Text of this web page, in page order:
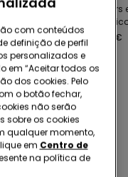
algodão
8,99 €
com conteúdos
definição de perfil
personalizados e
“Aceitar todos os
dos cookies. Pelo
o botão fechar,
não serão
sobre os cookies
qualquer momento,
em Centro de
na política de